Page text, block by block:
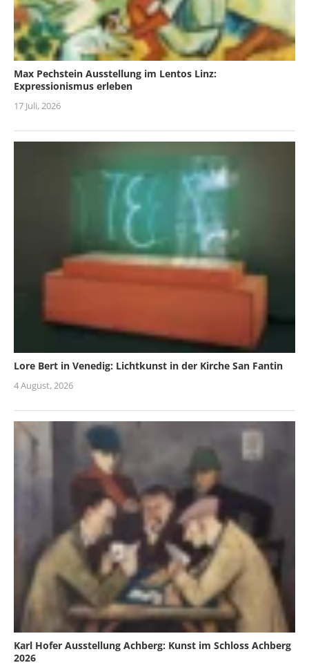
Max Pechstein Ausstellung im Lentos Linz:
Expressionismus erleben
17 Juli, 2026
Lore Bert in Venedig: Lichtkunst in der Kirche San Fantin
4 August, 2026
Karl Hofer Ausstellung Achberg: Kunst im Schloss Achberg
2026